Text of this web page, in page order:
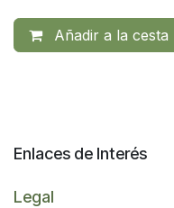
Añadir a la cesta
Enlaces de Interés
Legal